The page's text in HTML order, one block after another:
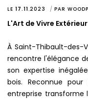
LE 17.11.2023 PAR
L'Art de Vivre
À Saint-Thibault-des-
rencontre l'élégance
son expertise
bois. Reconnue
entreprise transforme